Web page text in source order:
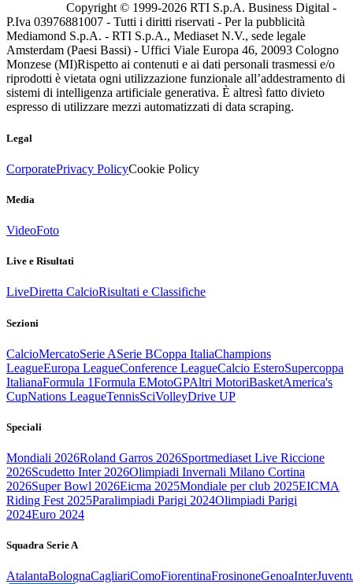
Copyright © 1999-2026 RTI S.p.A. Business Digital -
P.Iva 03976881007 - Tutti i diritti riservati - Per la pubblicità
Mediamond S.p.A. - RTI S.p.A., Mediaset N.V., sede legale
Amsterdam (Paesi Bassi) - Uffici Viale Europa 46, 20093 Cologno
Monzese (MI)Rispetto ai contenuti e ai dati personali trasmessi e/o
riprodotti è vietata ogni utilizzazione funzionale all’addestramento di
sistemi di intelligenza artificiale generativa. È altresì fatto divieto
espresso di utilizzare mezzi automatizzati di data scraping.
Legal
CorporatePrivacy PolicyCookie Policy
Media
VideoFoto
Live e Risultati
LiveDiretta CalcioRisultati e Classifiche
Sezioni
CalcioMercatoSerie ASerie BCoppa ItaliaChampions
LeagueEuropa LeagueConference LeagueCalcio EsteroSupercoppa
ItalianaFormula 1Formula EMotoGPAltri MotoriBasketAmerica's
CupNations LeagueTennisSciVolleyDrive UP
Speciali
Mondiali 2026Roland Garros 2026Sportmediaset Live Riccione
2026Scudetto Inter 2026Olimpiadi Invernali Milano Cortina
2026Super Bowl 2026Eicma 2025Mondiale per club 2025EICMA
Riding Fest 2025Paralimpiadi Parigi 2024Olimpiadi Parigi
2024Euro 2024
Squadra Serie A
AtalantaBolognaCagliariComoFiorentinaFrosinoneGenoaInter